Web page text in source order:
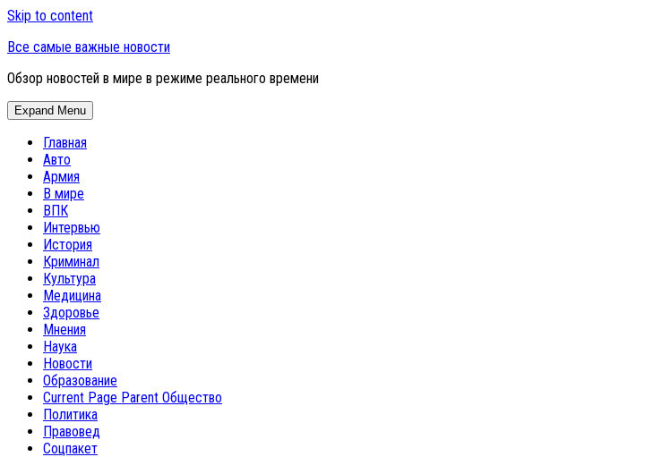
Skip to content
Все самые важные новости
Обзор новостей в мире в режиме реального времени
Expand Menu
Главная
Авто
Армия
В мире
ВПК
Интервью
История
Криминал
Культура
Медицина
Здоровье
Мнения
Наука
Новости
Образование
Current Page Parent Общество
Политика
Правовед
Соцпакет